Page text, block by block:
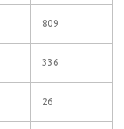
809
336
26